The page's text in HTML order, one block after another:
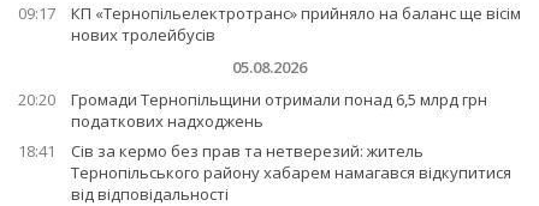
09:17
КП «Тернопільелектротранс» прийняло на баланс ще вісім
нових тролейбусів
05.08.2026
20:20
Громади Тернопільщини отримали понад 6,5 млрд грн
податкових надходжень
18:41
Сів за кермо без прав та нетверезий: житель
Тернопільського району хабарем намагався відкупитися
від відповідальності